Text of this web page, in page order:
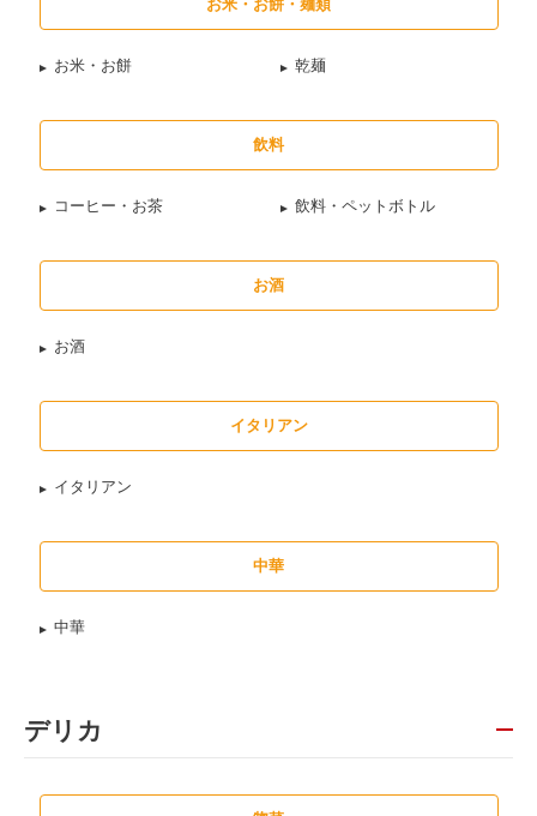
お米・お餅・麺類
お米・お餅 乾麺
飲料
コーヒー・お茶 飲料・ペットボトル
お酒
お酒
イタリアン
イタリアン
中華
中華
デリカ